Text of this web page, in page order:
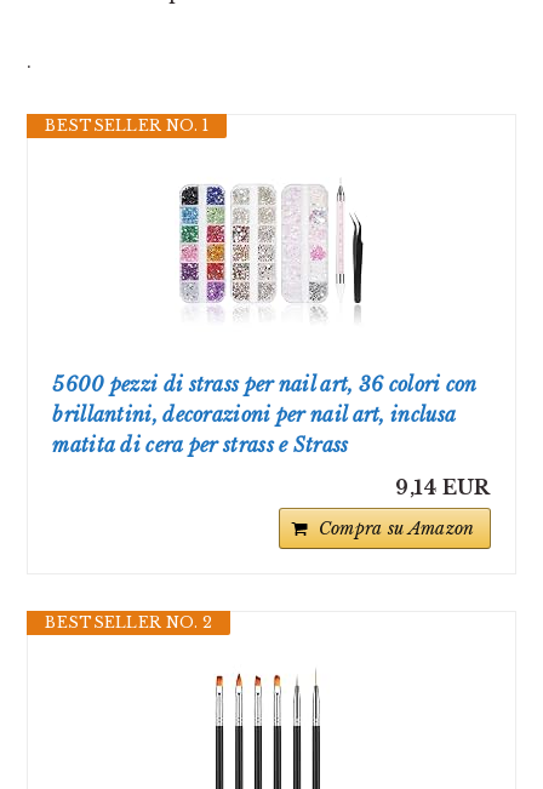
.
BESTSELLER NO. 1
5600 pezzi di strass per nail art, 36 colori con
brillantini, decorazioni per nail art, inclusa
matita di cera per strass e Strass
9,14 EUR
Compra su Amazon
BESTSELLER NO. 2